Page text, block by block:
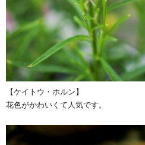
【ケイトウ・ホルン】
花色がかわいくて人気です。